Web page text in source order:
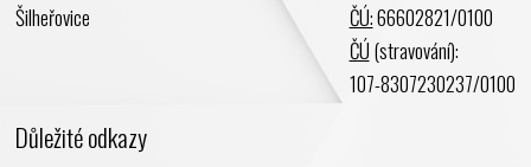
Listopad 2023
Srpen 2023
Šilheřovice
ČÚ:66602821/0100
ČÚ (stravování):
107-8307230237/0100
Důležité odkazy